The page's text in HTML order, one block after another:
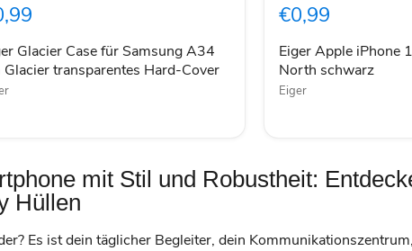
Glacier Case für Samsung A34
Glacier transparentes Hard-Cover
Max
North
schwarz
€0,99
Eiger Apple iPhone
North schwarz
Eiger
mit Stil und Robustheit:
Hüllen
Es ist dein täglicher Begleiter, dein